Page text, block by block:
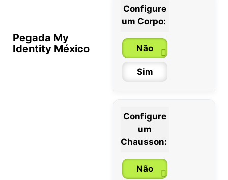
Pegada My
Identity México
Configure
um Corpo:
Não
Sim
0 / 6 meses
6 / 12 meses
Configure
um
Chausson:
Não